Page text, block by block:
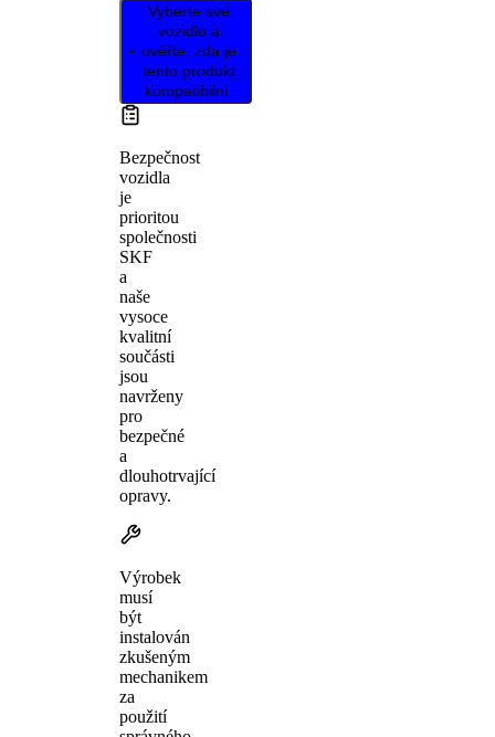
Vyberte své
vozidlo a
ověřte, zda je
tento produkt
kompatibilní.
Bezpečnost
vozidla
je
prioritou
společnosti
SKF
a
naše
vysoce
kvalitní
součásti
jsou
navrženy
pro
bezpečné
a
dlouhotrvající
opravy.
Výrobek
musí
být
instalován
zkušeným
mechanikem
za
použití